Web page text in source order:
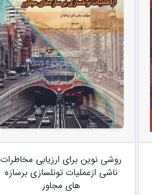
روشی نوین برای ارزیابی مخاطرات
ناشی ازعملیات تونلسازی برسازه
های مجاور